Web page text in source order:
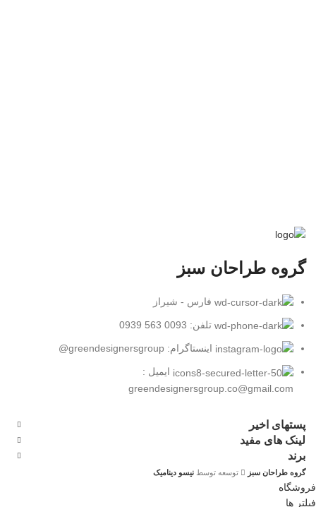
گروه طراحان سبز
فارس - شیراز
تلفن: 0093 563 0939
اینستاگرام: greendesignersgroup@
ایمیل :
greendesignersgroup.co@gmail.com
پستهای اخیر
لینک های مفید
برند
گروه طراحان سبز توسعه توسط نیسو دینامیک
فروشگاه
فیلتر ها